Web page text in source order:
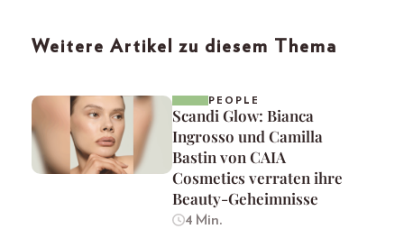
Weitere Artikel zu diesem Thema
PEOPLE
Scandi Glow: Bianca
Ingrosso und Camilla
Bastin von CAIA
Cosmetics verraten ihre
Beauty-Geheimnisse
4 Min.